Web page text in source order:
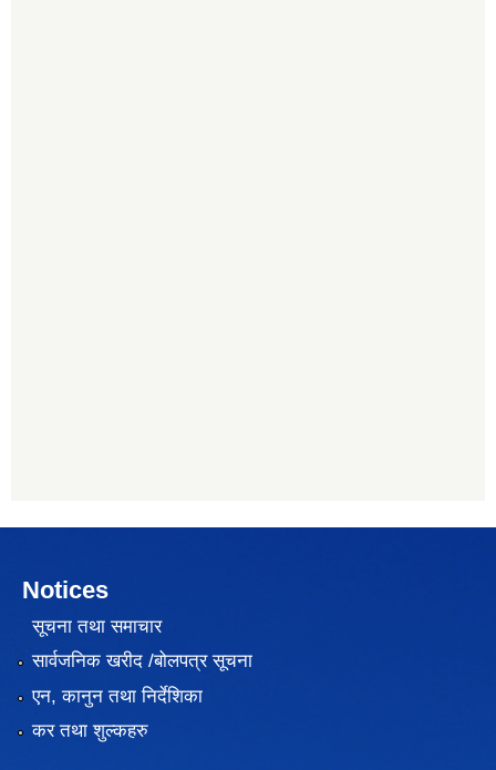
Notices
सूचना तथा समाचार
सार्वजनिक खरीद /बोलपत्र सूचना
एन, कानुन तथा निर्देशिका
कर तथा शुल्कहरु